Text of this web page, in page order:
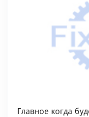
Главное когда